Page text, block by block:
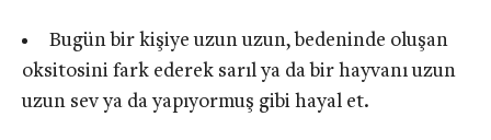
Bugün bir kişiye uzun uzun, bedeninde oluşan
oksitosini fark ederek sarıl ya da bir hayvanı uzun
uzun sev ya da yapıyormuş gibi hayal et.